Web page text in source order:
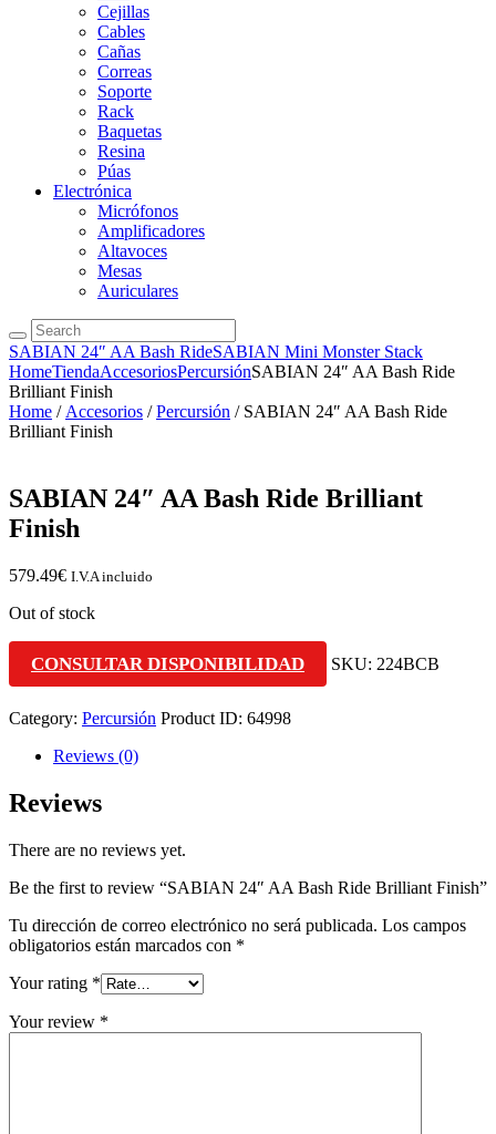
Cejillas
Cables
Cañas
Correas
Soporte
Rack
Baquetas
Resina
Púas
Electrónica
Micrófonos
Amplificadores
Altavoces
Mesas
Auriculares
SABIAN 24″ AA Bash RideSABIAN Mini Monster Stack
HomeTiendaAccesoriosPercursiónSABIAN 24″ AA Bash Ride
Brilliant Finish
Home / Accesorios /Percursión / SABIAN 24″ AA Bash Ride
Brilliant Finish
SABIAN 24″ AA Bash Ride Brilliant
Finish
579.49€ I.V.A incluido
Out of stock
CONSULTAR DISPONIBILIDAD SKU: 224BCB
Category: Percursión Product ID: 64998
Reviews (0)
Reviews
There are no reviews yet.
Be the first to review “SABIAN 24″ AA Bash Ride Brilliant Finish”
Tu dirección de correo electrónico no será publicada. Los campos
obligatorios están marcados con *
Your rating *
Your review *